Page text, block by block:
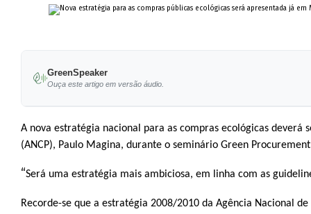
GreenSpeaker
Ouça este artigo em versão áudio.
A nova estratégia nacional para as compras ecológicas
(ANCP), Paulo Magina, durante o seminário Green
“Será uma estratégia mais ambiciosa, em linha com as
Recorde-se que a estratégia 2008/2010 da Agência Nacional